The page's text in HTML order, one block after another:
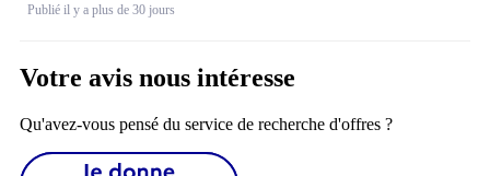
Publié il y a plus de 30 jours
Votre avis nous intéresse
Qu'avez-vous pensé du service de recherche d'offres ?